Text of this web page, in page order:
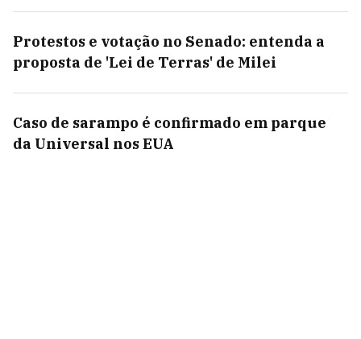
Protestos e votação no Senado: entenda a
proposta de 'Lei de Terras' de Milei
Caso de sarampo é confirmado em parque
da Universal nos EUA